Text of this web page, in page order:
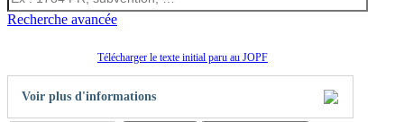
Recherche avancée
Télécharger le texte initial paru au JOPF
Voir plus d'informations